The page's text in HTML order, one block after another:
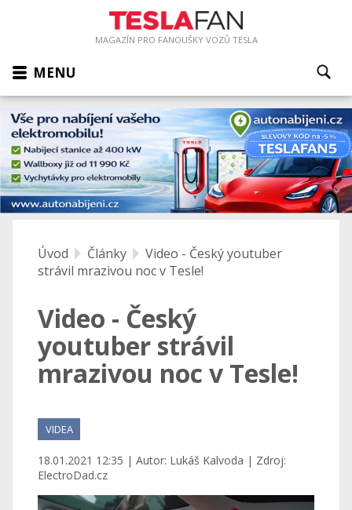
MAGAZÍN PRO FANOUŠKY VOZŮ TESLA
MENU
Úvod Články
Video - Český youtuber
strávil mrazivou noc v Tesle!
Video - Český
youtuber strávil
mrazivou noc v Tesle!
VIDEA
18.01.2021 12:35 | Autor: Lukáš Kalvoda | Zdroj:
ElectroDad.cz